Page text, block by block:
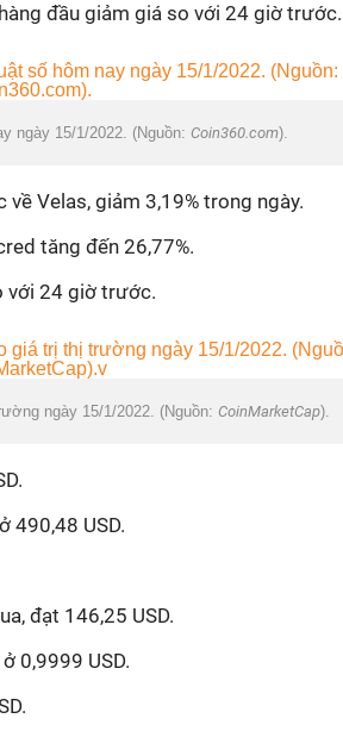
đầu giảm giá so với 24 giờ trước.
ngày 15/1/2022. (Nguồn: Coin360.com).
Velas, giảm 3,19% trong ngày.
tăng đến 26,77%.
với 24 giờ trước.
ngày 15/1/2022. (Nguồn: CoinMarketCap).
490,48 USD.
đạt 146,25 USD.
0,9999 USD.